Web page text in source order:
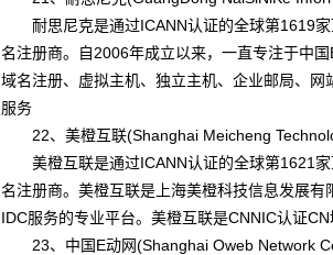
耐思尼克是通过ICANN认证的全球第1619家
名注册商。自2006年成立以来，一直专注于中
域名注册、虚拟主机、独立主机、企业邮局、
服务
22、美橙互联(Shanghai Meicheng
美橙互联是通过ICANN认证的全球第1621家
名注册商。美橙互联是上海美橙科技信息发展
IDC服务的专业平台。美橙互联是CNNIC认证CN
23、中国E动网(Shanghai Oweb Network